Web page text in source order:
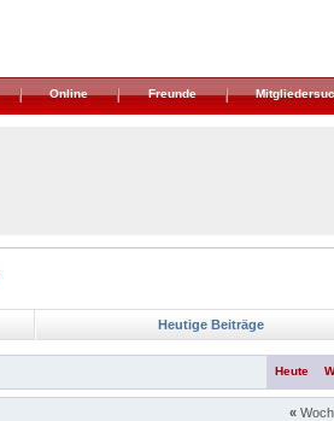
Online Freunde
Heutige Beiträge
Heute
«